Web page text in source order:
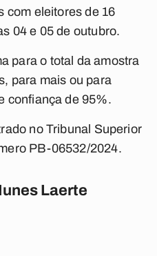
com eleitores de 16
04 e 05 de outubro.
para o total da amostra
para mais ou para
confiança de 95%.
no Tribunal Superior
PB-06532/2024.
Laerte